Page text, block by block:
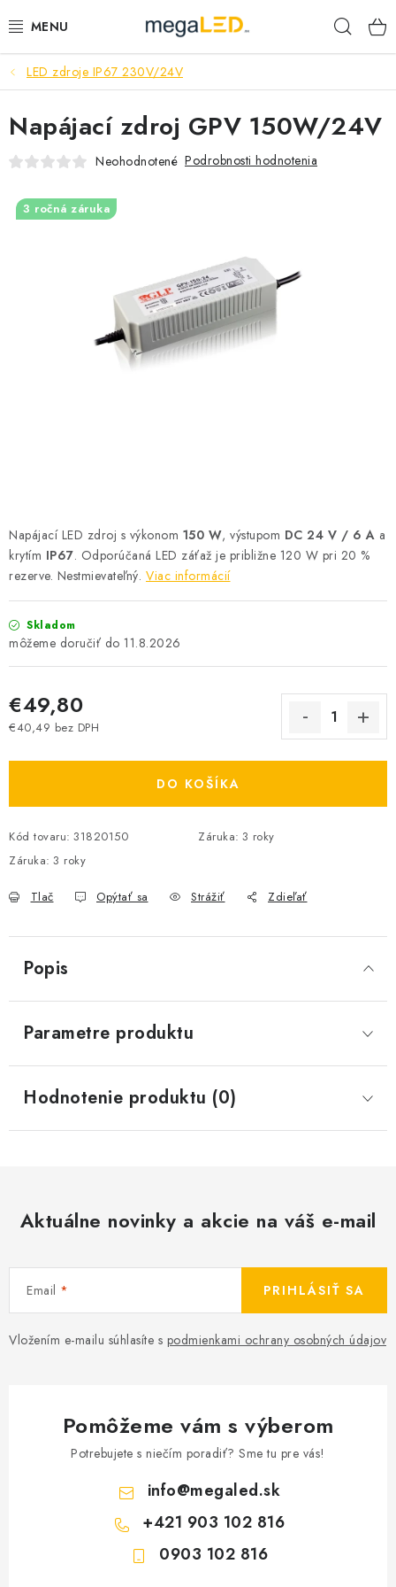
na
PRIEMYSEL
SVIETIDLÁ
ŽIAROVKY A TRUBICE
PRACOVNÉ SVIETIDLÁ
SAMSUNG SVIETIDLÁ
OBCHODNÉ PODMIENKY
KONTAKTY
O NÁS - MEGALED & JANTON ZÁKAMENNÉ
Obchodné podmienky
O nás - MEGALED & JANTON Zákamenné
Zľavy pre profíkov
Hodnotenie obchodu Moja objednávka
LED zdroje IP67 230V/24V
Napájací LED zdroj s výkonom 150 W, výstupom DC 24 V / 6 A a
krytím IP67. Odporúčaná LED záťaž je približne 120 W pri 20 %
rezerve. Nestmievateľný. Viac informácií
Skladom
11.8.2026
€49,80
€40,49 bez DPH
DO KOŠÍKA
Kód tovaru: 31820150 Záruka: 3 roky
Záruka: 3 roky
Tlač Opýtať sa Strážiť Zdieľať
Napájací zdroj GPV 150W/24V
Neohodnotené Podrobnosti hodnotenia
3 ročná záruka
Popis
Parametre produktu
Hodnotenie produktu (0)
Aktuálne novinky a akcie na váš e-mail
Email
Vložením e-mailu súhlasíte s podmienkami ochrany osobných údajov
PRIHLÁSIŤ SA
Pomôžeme vám s výberom
Potrebujete s niečím poradiť? Sme tu pre vás!
info@megaled.sk
+421 903 102 816
0903 102 816